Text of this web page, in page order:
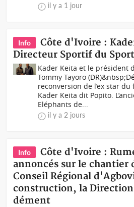
il y a 1 jour
Info
Côte d'Ivoire :
Directeur Sportif du
Kader Keita et le président
Tommy Tayoro
reconversion de l’ex star
Kader Keita dit Popito.
Eléphants de...
il y a 2 jours
Info
Côte d'Ivoire :
annoncés sur le chantier
Conseil Régional
construction, la
dément